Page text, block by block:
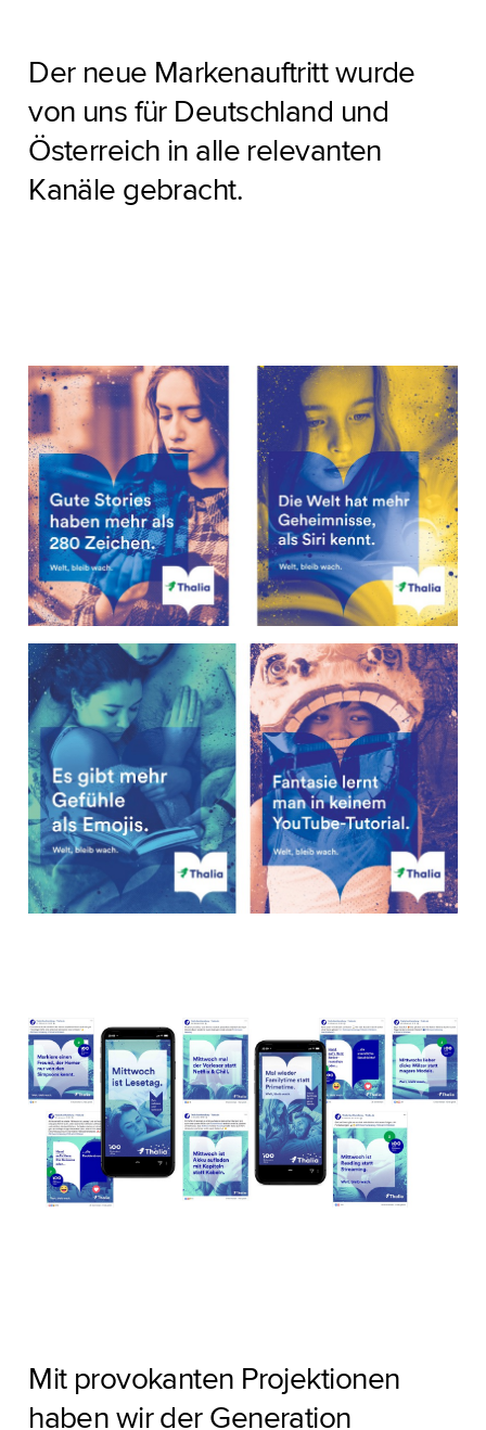
Der neue Markenauftritt wurde
von uns für Deutschland und
Österreich in alle relevanten
Kanäle gebracht.
Mit provokanten Projektionen
haben wir der Generation